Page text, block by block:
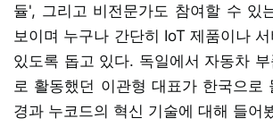
듈', 그리고 비전문가도 참여할 수 있
보이며 누구나 간단히 IoT 제품이나
있도록 돕고 있다. 독일에서 자동차
로 활동했던 이관형 대표가 한국으로
경과 누코드의 혁신 기술에 대해 들어